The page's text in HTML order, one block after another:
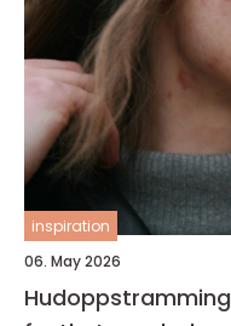
inspiration
06. May 2026
Hudoppstramming slik kan huden få tilbake